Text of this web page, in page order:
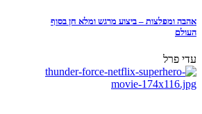
אהבה ומפלצות – ביצוע מרגש ומלא חן בסוף
העולם
עדי פרל